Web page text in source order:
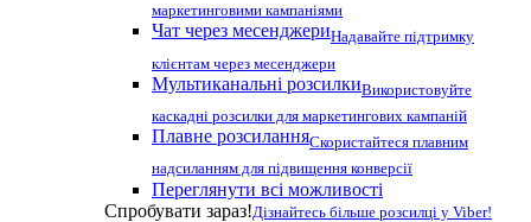
маркетинговими кампаніями
Чат через месенджериНадавайте підтримку
клієнтам через месенджери
Мультиканальні розсилкиВикористовуйте
каскадні розсилки для маркетингових кампаній
Плавне розсиланняСкористайтеся плавним
надсиланням для підвищення конверсії
Переглянути всі можливості
Спробувати зараз!Дізнайтесь більше розсилці у Viber!